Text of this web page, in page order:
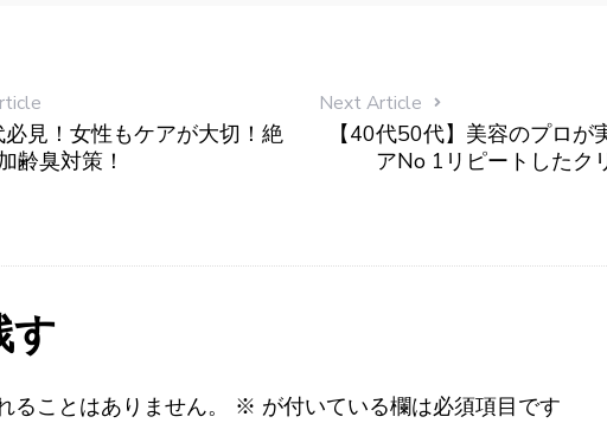
見！女性もケアが大切！絶
齢臭対策！
Next Article
【40代50代】美容のプロが
アNo 1リピートしたク
す
ことはありません。 ※ が付いている欄は必須項目です